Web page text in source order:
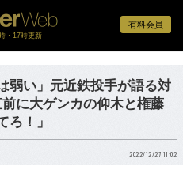
有料会員
・17時更新
弱い」元近鉄投手が語る対
に大ゲンカの仰木と権藤
ろ！」
2022/12/27 11:02